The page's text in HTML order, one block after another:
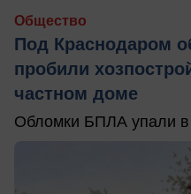
Общество
Под Краснодаром
пробили
частном доме
Обломки БПЛА упали в